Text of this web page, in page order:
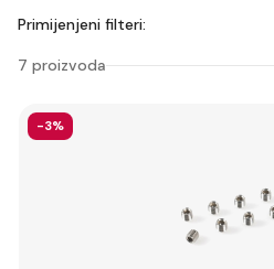
Primijenjeni filteri:
7 proizvoda
-3%